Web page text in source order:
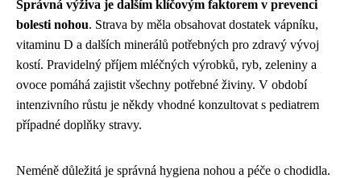
Správná výživa je dalším klíčovým faktorem v prevenci
bolesti nohou. Strava by měla obsahovat dostatek vápníku,
vitaminu D a dalších minerálů potřebných pro zdravý vývoj
kostí. Pravidelný příjem mléčných výrobků, ryb, zeleniny a
ovoce pomáhá zajistit všechny potřebné živiny. V období
intenzivního růstu je někdy vhodné konzultovat s pediatrem
případné doplňky stravy.
Neméně důležitá je správná hygiena nohou a péče o chodidla.